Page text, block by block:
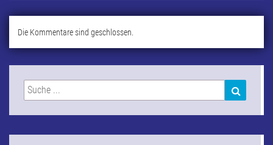
Die Kommentare sind geschlossen.
Suchen
nach: